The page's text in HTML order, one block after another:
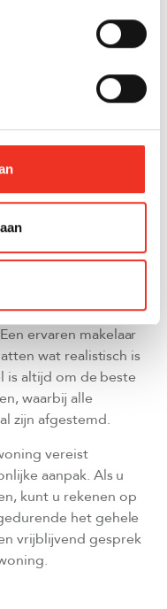
en inzicht in
is voor een tegenbod
gekeken naar de
positie van
die aan het bod
het
de hoogte en
biedingen om een
dat een eerste goed
ervaren makelaar
wat realistisch is
altijd om de beste
waarbij alle
zijn afgestemd.
vereist
aanpak. Als u
kunt u rekenen op
het gehele
vrijblijvend gesprek